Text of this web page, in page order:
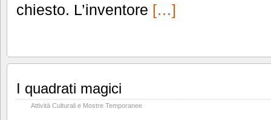
chiesto. L’inventore […]
I quadrati magici
Attività Culturali e Mostre Temporanee